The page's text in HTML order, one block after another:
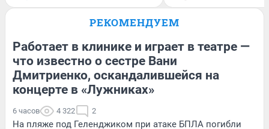
РЕКОМЕНДУЕМ
Работает в клинике и играет в театре —
что известно о сестре Вани
Дмитриенко, оскандалившейся на
концерте в «Лужниках»
6 часов 4 322 2
На пляже под Геленджиком при атаке БПЛА погибли